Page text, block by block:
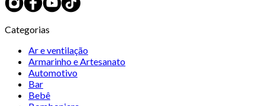
Categorias
Ar e ventilação
Armarinho e Artesanato
Automotivo
Bar
Bebê